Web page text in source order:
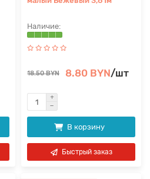
18.50 BYN 8.80 BYN/шт
В корзину
Быстрый заказ